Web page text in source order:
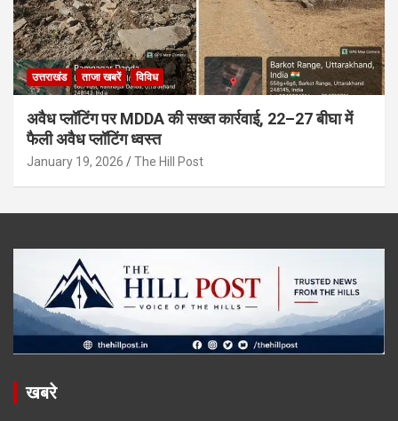
उत्तराखंड ताजा खबरें विविध
अवैध प्लॉटिंग पर MDDA की सख्त कार्रवाई, 22–27 बीघा में
फैली अवैध प्लॉटिंग ध्वस्त
January 19, 2026 The Hill Post
खबरे